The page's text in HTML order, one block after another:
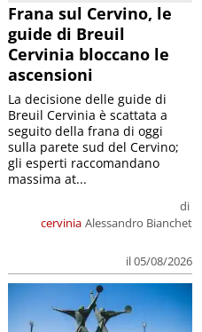
Frana sul Cervino, le
guide di Breuil
Cervinia bloccano le
ascensioni
cervinia
di
Alessandro Bianchet
il 05/08/2026
La decisione delle guide di
Breuil Cervinia è scattata a
seguito della frana di oggi
sulla parete sud del Cervino;
gli esperti raccomandano
massima at...